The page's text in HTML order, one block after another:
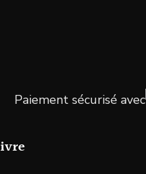
Paiement sécurisé avec